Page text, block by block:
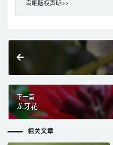
鸟吧版权声明>>
下一篇
龙牙花
相关文章